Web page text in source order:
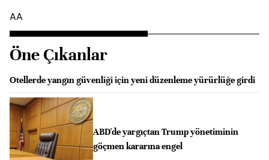
AA
Öne Çıkanlar
Otellerde yangın güvenliği için yeni düzenleme yürürlüğe girdi
ABD'de yargıçtan Trump yönetiminin
göçmen kararına engel